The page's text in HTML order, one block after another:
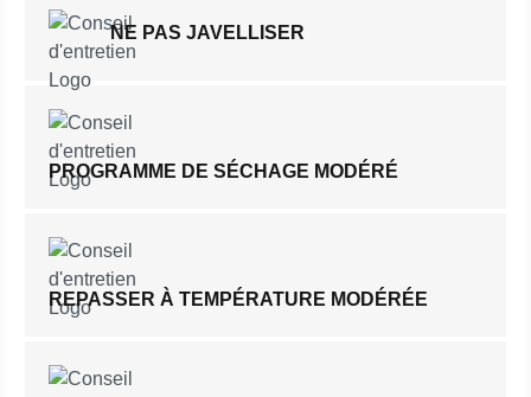
NE PAS JAVELLISER
PROGRAMME DE SÉCHAGE MODÉRÉ
REPASSER À TEMPÉRATURE MODÉRÉE